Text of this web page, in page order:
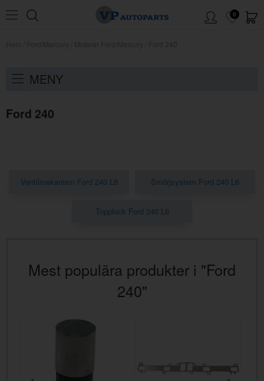
0
MENY
Ford 240
Ventilmekanism Ford 240 L6 Smörjsystem Ford 240 L6
Topplock Ford 240 L6
Mest populära produkter i "Ford
240"